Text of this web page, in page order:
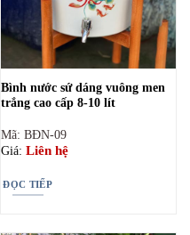
Bình nước sứ dáng vuông men
trắng cao cấp 8-10 lít
Mã: BĐN-09
Giá: Liên hệ
ĐỌC TIẾP